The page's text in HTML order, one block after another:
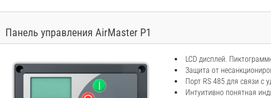
Панель управления AirMaster Р1
LCD дисплей.
Защита от
Порт RS 485 для связи с
Интуитивно понятная